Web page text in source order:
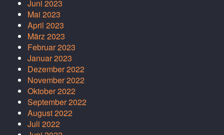
Juni 2023
Mai 2023
April 2023
März 2023
Februar 2023
Januar 2023
Dezember 2022
November 2022
Oktober 2022
September 2022
August 2022
Juli 2022